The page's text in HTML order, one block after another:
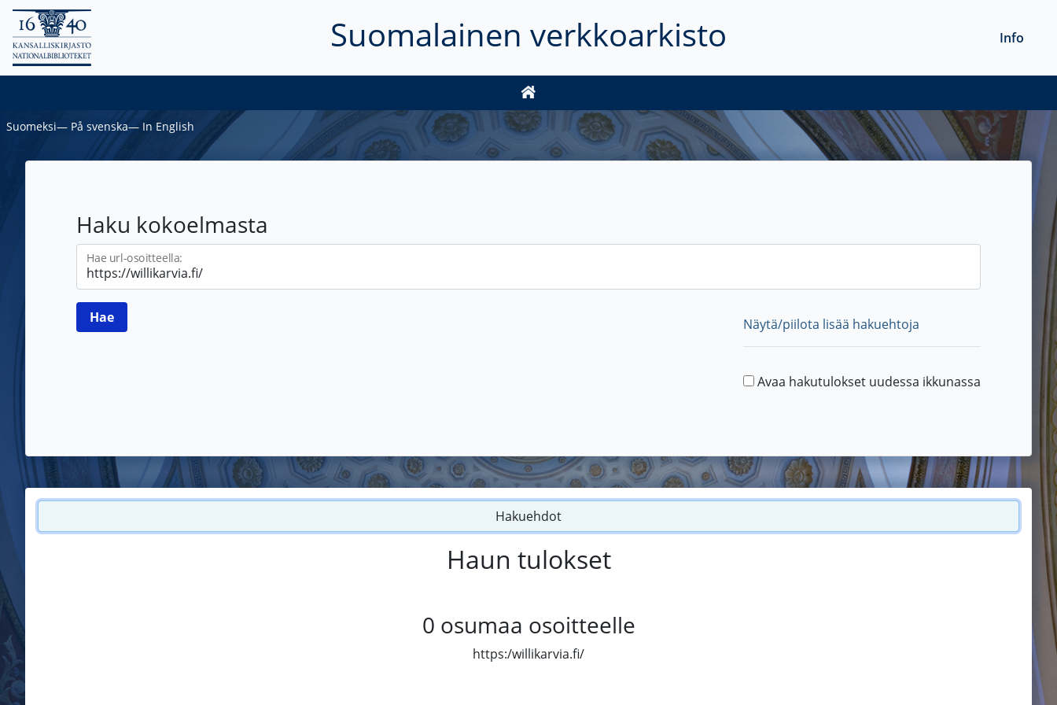
Suomalainen verkkoarkisto Info
Suomeksi― På svenska― In English
Haku kokoelmasta
Hae url-osoitteella:
Näytä/piilota lisää hakuehtoja
Avaa hakutulokset uudessa ikkunassa
Hakuehdot
Haun tulokset
0 osumaa osoitteelle
https:/willikarvia.fi/